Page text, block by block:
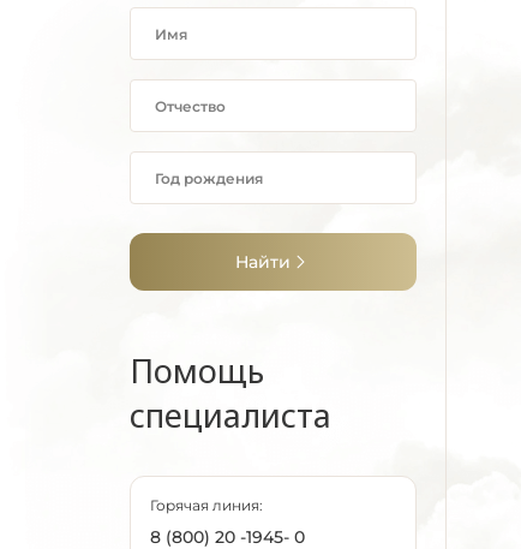
Найти
Помощь
специалиста
Горячая линия:
8 (800) 20 -1945- 0